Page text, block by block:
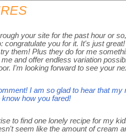
your site for the past hour or
congratulate you for it. It's just
them! Plus they do for me
and offer endless variation
I'm looking forward to see your
I am so glad to hear that my
how you fared!
to find one lonely recipe for my
seem like the amount of cream